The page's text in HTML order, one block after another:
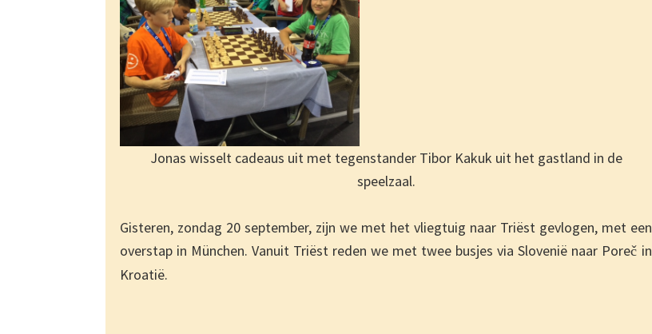
Jonas wisselt cadeaus uit met tegenstander Tibor Kakuk uit het gastland in de
speelzaal.
Gisteren, zondag 20 september, zijn we met het vliegtuig naar Triëst gevlogen, met een
overstap in München. Vanuit Triëst reden we met twee busjes via Slovenië naar Poreč in
Kroatië.